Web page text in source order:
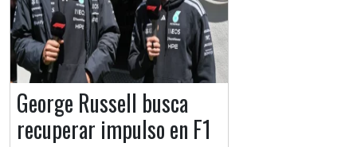
George Russell busca
recuperar impulso en F1